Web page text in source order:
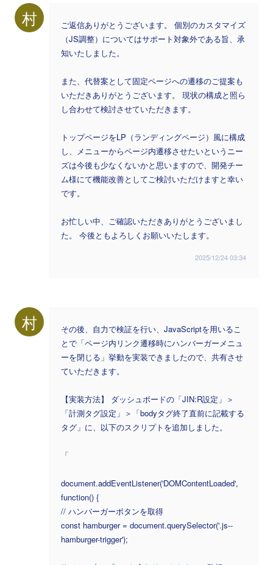
村
ご返信ありがとうございます。 個別のカスタマイズ
（JS調整）についてはサポート対象外である旨、承
知いたしました。
また、代替案として固定ページへの遷移のご提案も
いただきありがとうございます。 現状の構成と照ら
し合わせて検討させていただきます。
トップページをLP（ランディングページ）風に構成
し、メニューからページ内遷移させたいというニー
ズは今後も少なくないかと思いますので、開発チー
ム様にて機能改善としてご検討いただけますと幸い
です。
お忙しい中、ご確認いただきありがとうございまし
た。 今後ともよろしくお願いいたします。
2025/12/24 03:34
村
その後、自力で検証を行い、JavaScriptを用いるこ
とで「ページ内リンク遷移時にハンバーガーメニュ
ーを閉じる」挙動を実装できましたので、共有させ
ていただきます。
【実装方法】 ダッシュボードの「JIN:R設定」＞
「計測タグ設定」＞「bodyタグ終了直前に記載する
タグ」に、以下のスクリプトを追加しました。
「
document.addEventListener('DOMContentLoaded',
function() {
// ハンバーガーボタンを取得
const hamburger = document.querySelector('.js--
hamburger-trigger');